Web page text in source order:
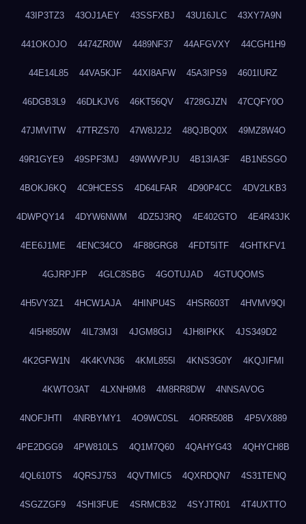
43IP3TZ3 43OJ1AEY 43SSFXBJ 43U16JLC 43XY7A9N
441OKOJO 4474ZR0W 4489NF37 44AFGVXY 44CGH1H9
44E14L85 44VA5KJF 44XI8AFW 45A3IPS9 4601IURZ
46DGB3L9 46DLKJV6 46KT56QV 4728GJZN 47CQFY0O
47JMVITW 47TRZS70 47W8J2J2 48QJBQ0X 49MZ8W4O
49R1GYE9 49SPF3MJ 49WWVPJU 4B13IA3F 4B1N5SGO
4BOKJ6KQ 4C9HCESS 4D64LFAR 4D90P4CC 4DV2LKB3
4DWPQY14 4DYW6NWM 4DZ5J3RQ 4E402GTO 4E4R43JK
4EE6J1ME 4ENC34CO 4F88GRG8 4FDT5ITF 4GHTKFV1
4GJRPJFP 4GLC8SBG 4GOTUJAD 4GTUQOMS
4H5VY3Z1 4HCW1AJA 4HINPU4S 4HSR603T 4HVMV9QI
4I5H850W 4IL73M3I 4JGM8GIJ 4JH8IPKK 4JS349D2
4K2GFW1N 4K4KVN36 4KML855I 4KNS3G0Y 4KQJIFMI
4KWTO3AT 4LXNH9M8 4M8RR8DW 4NNSAVOG
4NOFJHTI 4NRBYMY1 4O9WC0SL 4ORR508B 4P5VX889
4PE2DGG9 4PW810LS 4Q1M7Q60 4QAHYG43 4QHYCH8B
4QL610TS 4QRSJ753 4QVTMIC5 4QXRDQN7 4S31TENQ
4SGZZGF9 4SHI3FUE 4SRMCB32 4SYJTR01 4T4UXTTO